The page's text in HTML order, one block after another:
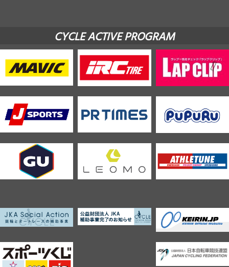
CYCLE ACTIVE PROGRAM